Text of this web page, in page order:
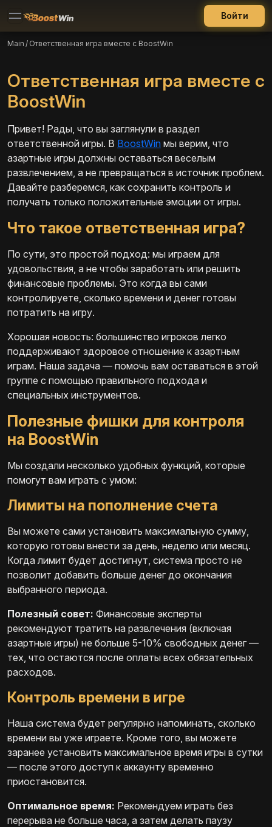
Войти
Main / Ответственная игра вместе с BoostWin
Ответственная игра вместе с
BoostWin
Привет! Рады, что вы заглянули в раздел
ответственной игры. В BoostWin мы верим, что
азартные игры должны оставаться веселым
развлечением, а не превращаться в источник проблем.
Давайте разберемся, как сохранить контроль и
получать только положительные эмоции от игры.
Что такое ответственная игра?
По сути, это простой подход: мы играем для
удовольствия, а не чтобы заработать или решить
финансовые проблемы. Это когда вы сами
контролируете, сколько времени и денег готовы
потратить на игру.
Хорошая новость: большинство игроков легко
поддерживают здоровое отношение к азартным
играм. Наша задача — помочь вам оставаться в этой
группе с помощью правильного подхода и
специальных инструментов.
Полезные фишки для контроля
на BoostWin
Мы создали несколько удобных функций, которые
помогут вам играть с умом:
Лимиты на пополнение счета
Вы можете сами установить максимальную сумму,
которую готовы внести за день, неделю или месяц.
Когда лимит будет достигнут, система просто не
позволит добавить больше денег до окончания
выбранного периода.
Полезный совет: Финансовые эксперты
рекомендуют тратить на развлечения (включая
азартные игры) не больше 5-10% свободных денег —
тех, что остаются после оплаты всех обязательных
расходов.
Контроль времени в игре
Наша система будет регулярно напоминать, сколько
времени вы уже играете. Кроме того, вы можете
заранее установить максимальное время игры в сутки
— после этого доступ к аккаунту временно
приостановится.
Оптимальное время: Рекомендуем играть без
перерыва не больше часа, а затем делать паузу